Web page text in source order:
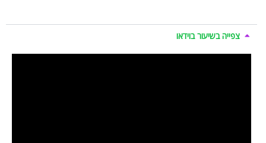
צפייה בשיעור בוידאו